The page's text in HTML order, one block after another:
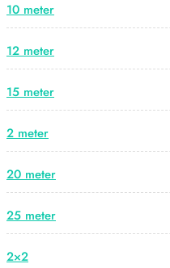
10 meter
12 meter
15 meter
2 meter
20 meter
25 meter
2×2